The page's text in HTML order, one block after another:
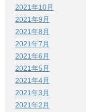
2021年10月
2021年9月
2021年8月
2021年7月
2021年6月
2021年5月
2021年4月
2021年3月
2021年2月